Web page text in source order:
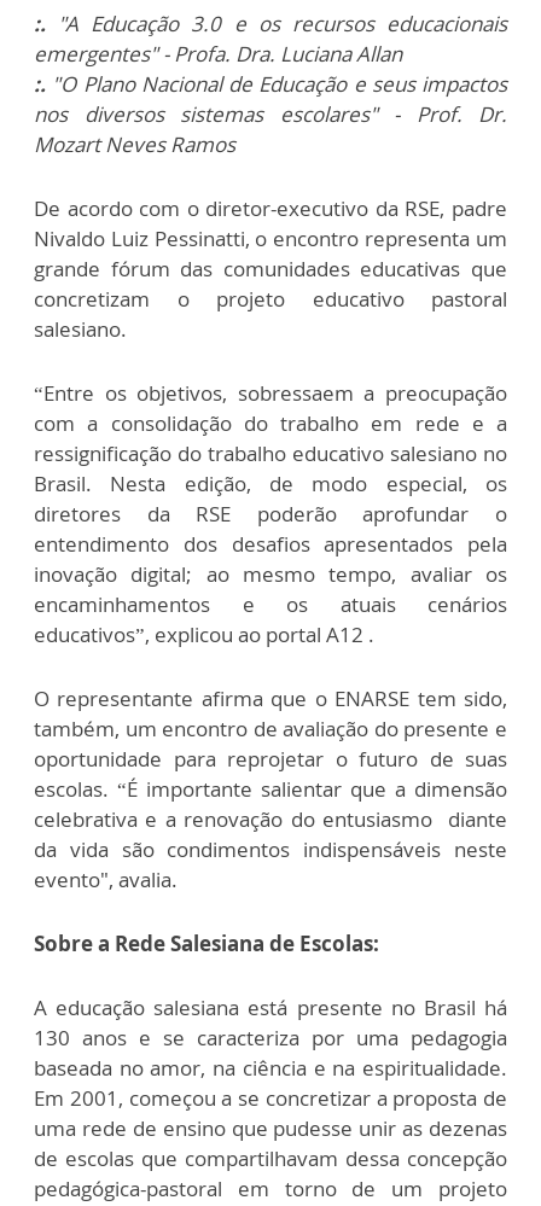
:. "A Educação 3.0 e os recursos educacionais
emergentes" - Profa. Dra. Luciana Allan
:. "O Plano Nacional de Educação e seus impactos
nos diversos sistemas escolares" - Prof. Dr.
Mozart Neves Ramos
De acordo com o diretor-executivo da RSE, padre
Nivaldo Luiz Pessinatti, o encontro representa um
grande fórum das comunidades educativas que
concretizam o projeto educativo pastoral
salesiano.
“Entre os objetivos, sobressaem a preocupação
com a consolidação do trabalho em rede e a
ressignificação do trabalho educativo salesiano no
Brasil. Nesta edição, de modo especial, os
diretores da RSE poderão aprofundar o
entendimento dos desafios apresentados pela
inovação digital; ao mesmo tempo, avaliar os
encaminhamentos e os atuais cenários
educativos”, explicou ao portal A12 .
O representante afirma que o ENARSE tem sido,
também, um encontro de avaliação do presente e
oportunidade para reprojetar o futuro de suas
escolas. “É importante salientar que a dimensão
celebrativa e a renovação do entusiasmo diante
da vida são condimentos indispensáveis neste
evento", avalia.
Sobre a Rede Salesiana de Escolas:
A educação salesiana está presente no Brasil há
130 anos e se caracteriza por uma pedagogia
baseada no amor, na ciência e na espiritualidade.
Em 2001, começou a se concretizar a proposta de
uma rede de ensino que pudesse unir as dezenas
de escolas que compartilhavam dessa concepção
pedagógica-pastoral em torno de um projeto